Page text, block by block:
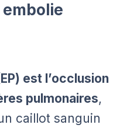
embolie
est l’occlusion
pulmonaires,
caillot sanguin